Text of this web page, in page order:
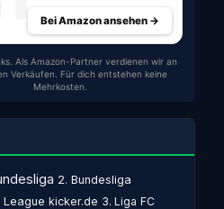
Bei Amazon ansehen →
Als Amazon-Partner verdienen wir an
Verkäufen. Für dich entstehen keine
Mehrkosten.
2. Bundesliga
League kicker.de 3. Liga FC